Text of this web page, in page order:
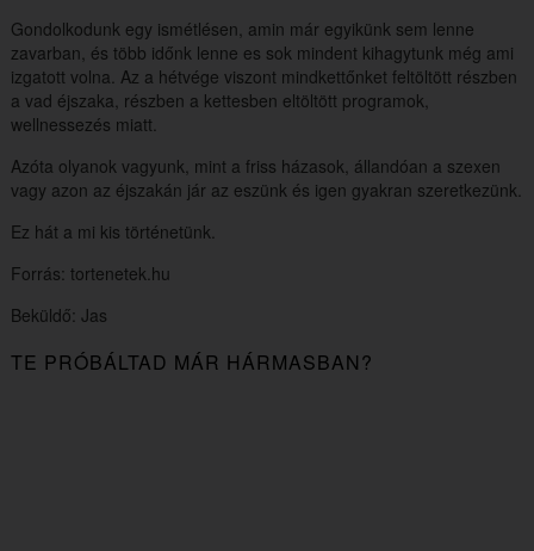
Gondolkodunk egy ismétlésen, amin már egyikünk sem lenne
zavarban, és több időnk lenne es sok mindent kihagytunk még ami
izgatott volna. Az a hétvége viszont mindkettőnket feltöltött részben
a vad éjszaka, részben a kettesben eltöltött programok,
wellnessezés miatt.
Azóta olyanok vagyunk, mint a friss házasok, állandóan a szexen
vagy azon az éjszakán jár az eszünk és igen gyakran szeretkezünk.
Ez hát a mi kis történetünk.
Forrás: tortenetek.hu
Beküldő: Jas
TE PRÓBÁLTAD MÁR HÁRMASBAN?